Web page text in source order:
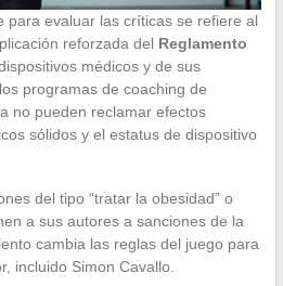
para evaluar las críticas se refiere al
reforzada del Reglamento
médicos y de sus
programas de coaching de
no pueden reclamar efectos
sólidos y el estatus de dispositivo
del tipo “tratar la obesidad” o
a sus autores a sanciones de la
cambia las reglas del juego para
incluido Simon Cavallo.